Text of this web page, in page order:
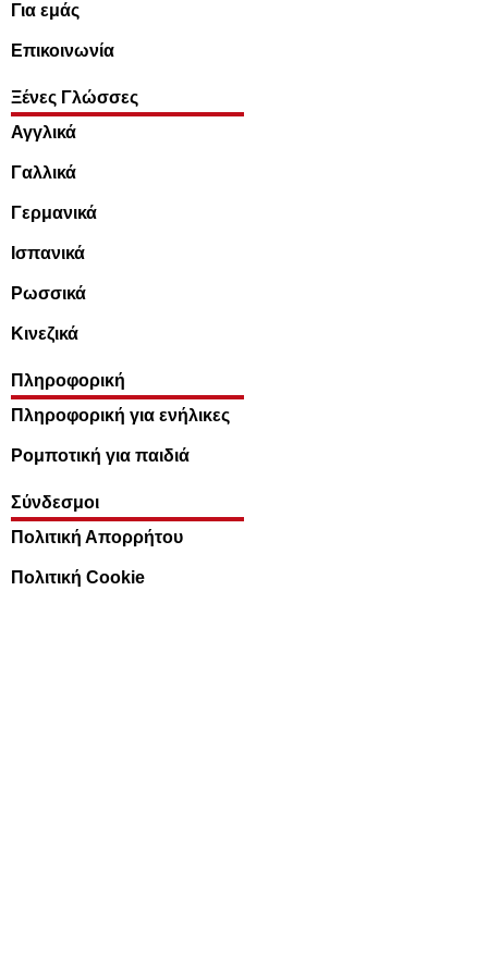
Για εμάς
Επικοινωνία
Ξένες Γλώσσες
Αγγλικά
Γαλλικά
Γερμανικά
Ισπανικά
Ρωσσικά
Κινεζικά
Πληροφορική
Πληροφορική για ενήλικες
Ρομποτική για παιδιά
Σύνδεσμοι
Πολιτική Απορρήτου
Πολιτική Cookie